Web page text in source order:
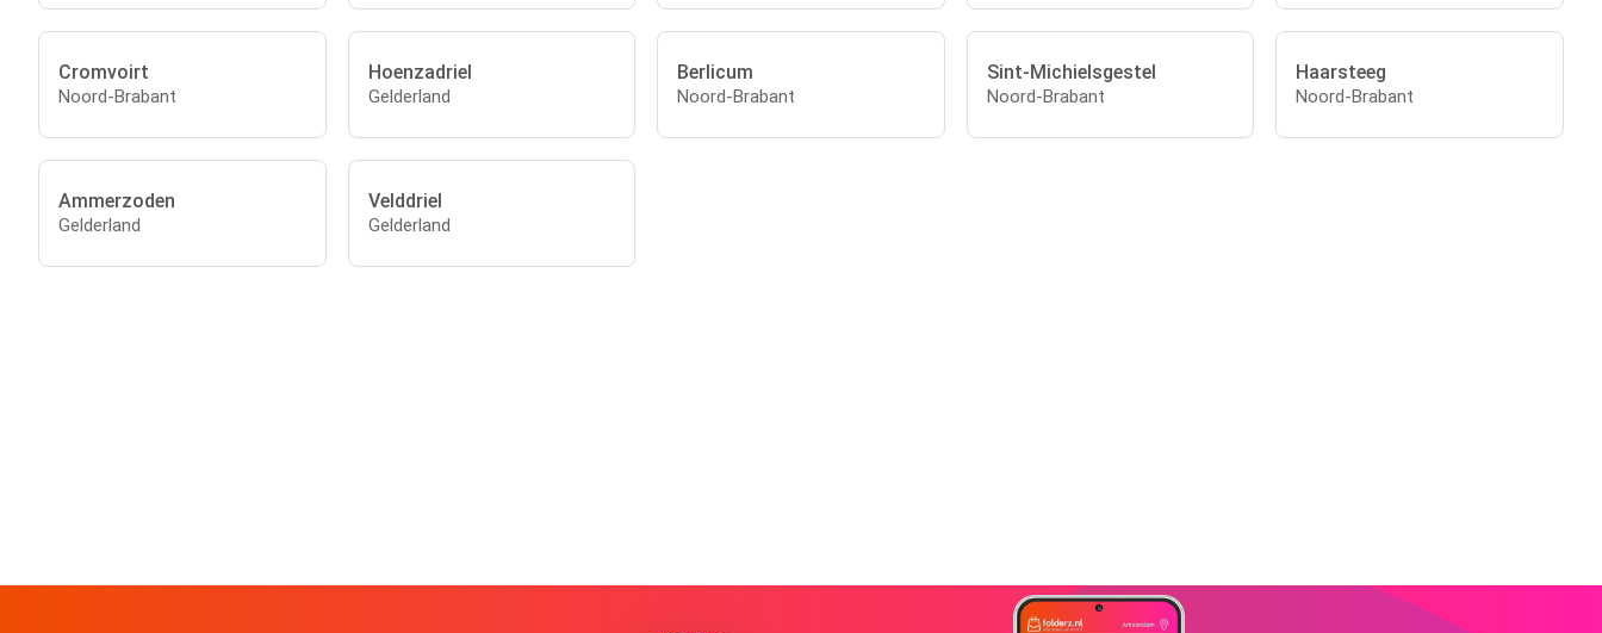
Cromvoirt
Noord-Brabant
Hoenzadriel
Gelderland
Berlicum
Noord-Brabant
Sint-Michielsgestel
Noord-Brabant
Haarsteeg
Noord-Brabant
Ammerzoden
Gelderland
Velddriel
Gelderland